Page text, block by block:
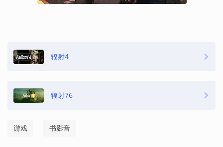
辐射4
辐射76
游戏 书影音